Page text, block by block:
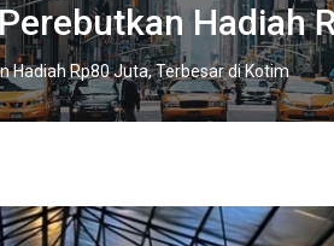
Hadiah
Hadiah Rp80 Juta, Terbesar di Kotim